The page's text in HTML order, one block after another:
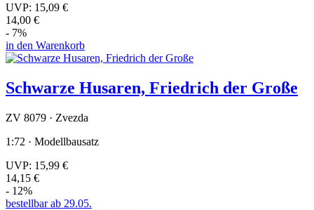
UVP: 15,09 €
14,00 €
- 7%
in den Warenkorb
Schwarze Husaren, Friedrich der Große
ZV 8079 · Zvezda
1:72 · Modellbausatz
UVP: 15,99 €
14,15 €
- 12%
bestellbar ab 29.05.